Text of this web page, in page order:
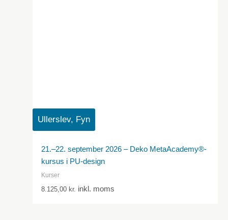
Ullerslev, Fyn
21.–22. september 2026 – Deko MetaAcademy®-
kursus i PU-design
Kurser
8.125,00 kr. inkl. moms